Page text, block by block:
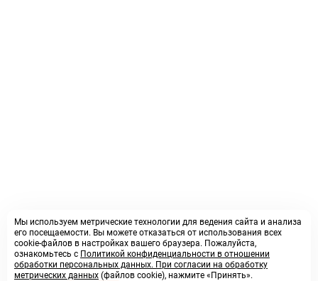
Мы используем метрические технологии для ведения сайта и анализа
его посещаемости. Вы можете отказаться от использования всех
cookie-файлов в настройках вашего браузера. Пожалуйста,
ознакомьтесь с Политикой конфиденциальности в отношении
обработки персональных данных. При согласии на обработку
метрических данных (файлов cookie), нажмите «Принять».